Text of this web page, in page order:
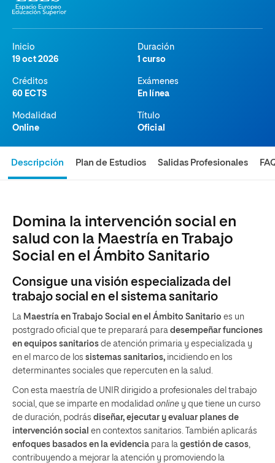
Inicio
19 oct 2026
Duración
1 curso
Créditos
60 ECTS
Exámenes
En línea
Modalidad
Online
Título
Oficial
Descripción Plan de Estudios Salidas Profesionales
Domina la intervención social en
salud con la Maestría en Trabajo
Social en el Ámbito Sanitario
Consigue una visión especializada del
trabajo social en el sistema sanitario
La Maestría en Trabajo Social en el Ámbito Sanitario es un
postgrado oficial que te preparará para desempeñar funciones
en equipos sanitarios de atención primaria y especializada y
en el marco de los sistemas sanitarios, incidiendo en los
determinantes sociales que repercuten en la salud.
Con esta maestría de UNIR dirigido a profesionales del trabajo
social, que se imparte en modalidad online y que tiene un curso
de duración, podrás diseñar, ejecutar y evaluar planes de
intervención social en contextos sanitarios. También aplicarás
enfoques basados en la evidencia para la gestión de casos,
contribuyendo a mejorar la atención y promoviendo la